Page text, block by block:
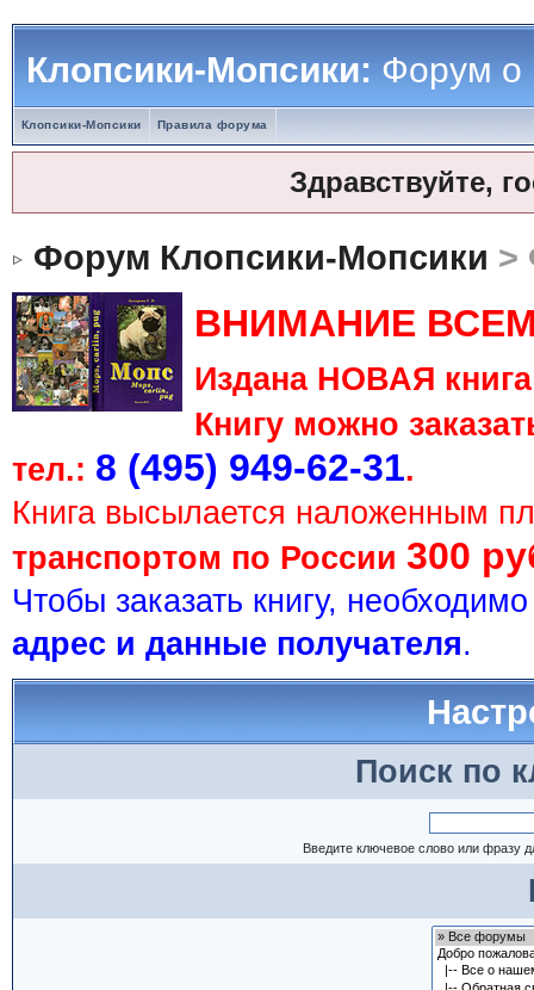
Клопсики-Мопсики:Форум о
Клопсики-Мопсики Правила форума
Здравствуйте,
Форум Клопсики-Мопсики >
ВНИМАНИЕ
Издана НОВАЯ
Книгу можно
тел.: 8 (495) 949-62-31.
Книга высылается наложенным
транспортом по России 300
Чтобы заказать книгу,
адрес и данные получателя.
Поиск по
Введите ключевое слово или фразу